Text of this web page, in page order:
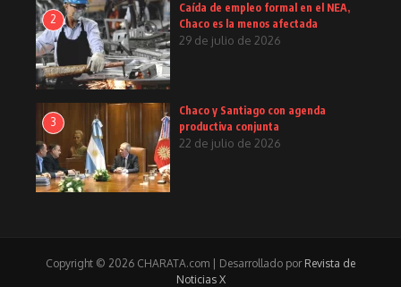
2
Caída de empleo formal en el NEA,
Chaco es la menos afectada
29 de julio de 2026
3
Chaco y Santiago con agenda
productiva conjunta
22 de julio de 2026
Copyright © 2026 CHARATA.com | Desarrollado por Revista de
Noticias X